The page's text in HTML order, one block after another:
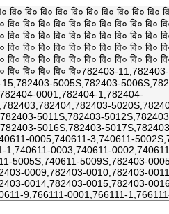
वि० वि० वि० वि० वि० वि० वि० वि० वि० वि०
वि० वि० वि० वि० वि० वि० वि० वि० वि० वि०
वि० वि० वि० वि० वि० वि० वि० वि० वि० वि०
वि० वि० वि० वि० वि० वि० वि० वि० वि० वि०
वि० वि० वि० वि० वि० वि० वि० वि० वि० वि०
वि० वि० वि० वि० वि०782403-
5005S,782403-
0001,782404-1,782404-
5011S,782403-
5016S,782403-
0005,740611-3,740611-
1,740611-0003,740611-
5005S,740611-5009S,782403-
0009,782403-0010,782403-
0014,782403-0015,782403-
9,766111-0001,766111-